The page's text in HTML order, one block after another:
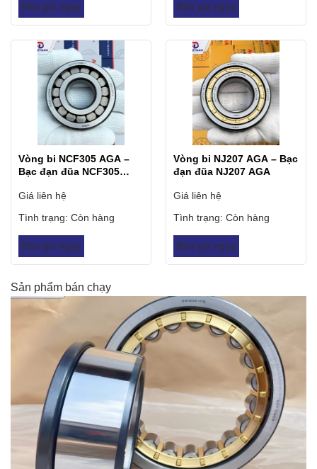
Báo giá ngay Báo giá ngay
Vòng bi NCF305 AGA –
Bạc đạn đũa NCF305
Giá liên hệ
Tình trạng: Còn hàng
Báo giá ngay
Vòng bi NJ207 AGA – Bạc
đạn đũa NJ207 AGA
Giá liên hệ
Tình trạng: Còn hàng
Báo giá ngay
Sản phẩm bán chạy